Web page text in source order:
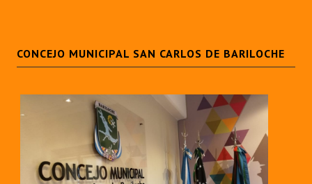
CONCEJO MUNICIPAL SAN CARLOS DE BARILOCHE